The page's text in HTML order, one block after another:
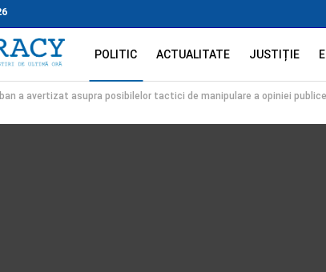
POLITIC ACTUALITATE JUSTIȚIE
a avertizat asupra posibilelor tactici de manipulare a opiniei